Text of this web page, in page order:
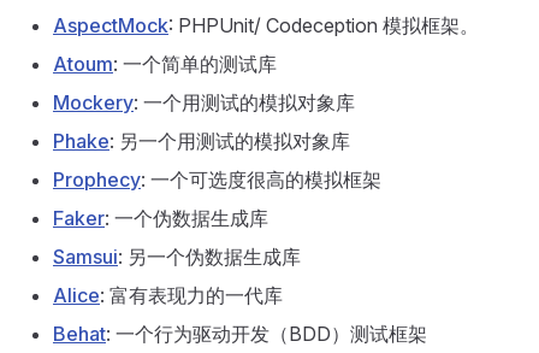
AspectMock: PHPUnit/ Codeception 模拟框架。
Atoum: 一个简单的测试库
Mockery: 一个用测试的模拟对象库
Phake: 另一个用测试的模拟对象库
Prophecy: 一个可选度很高的模拟框架
Faker: 一个伪数据生成库
Samsui: 另一个伪数据生成库
Alice: 富有表现力的一代库
Behat: 一个行为驱动开发（BDD）测试框架